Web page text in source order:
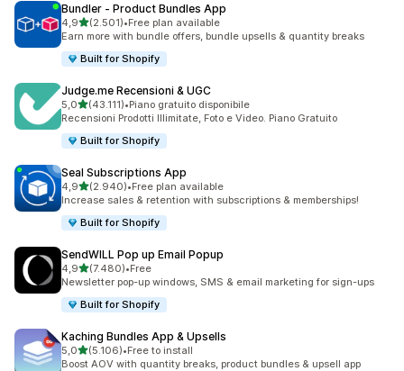
Bundler ‑ Product Bundles App
4,9stelle su 5
(2.501)
2501 recensioni totali
•Free plan available
Earn more with bundle offers, bundle upsells & quantity breaks
Built for Shopify
Judge.me Recensioni & UGC
5,0stelle su 5
(43.111)
43111 recensioni totali
•Piano gratuito disponibile
Recensioni Prodotti Illimitate, Foto e Video. Piano Gratuito
Built for Shopify
Seal Subscriptions App
4,9stelle su 5
(2.940)
2940 recensioni totali
•Free plan available
Increase sales & retention with subscriptions & memberships!
Built for Shopify
SendWILL Pop up Email Popup
4,9stelle su 5
(7.480)
7480 recensioni totali
•Free
Newsletter pop-up windows, SMS & email marketing for sign-ups
Built for Shopify
Kaching Bundles App & Upsells
5,0stelle su 5
(5.106)
5106 recensioni totali
•Free to install
Boost AOV with quantity breaks, product bundles & upsell app